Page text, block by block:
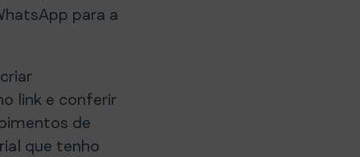
para a
link e conferir
de
que tenho